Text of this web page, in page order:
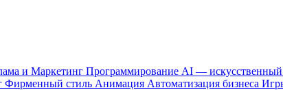
и Маркетинг Программирование AI — искусственный
Фирменный стиль Анимация Автоматизация бизнеса